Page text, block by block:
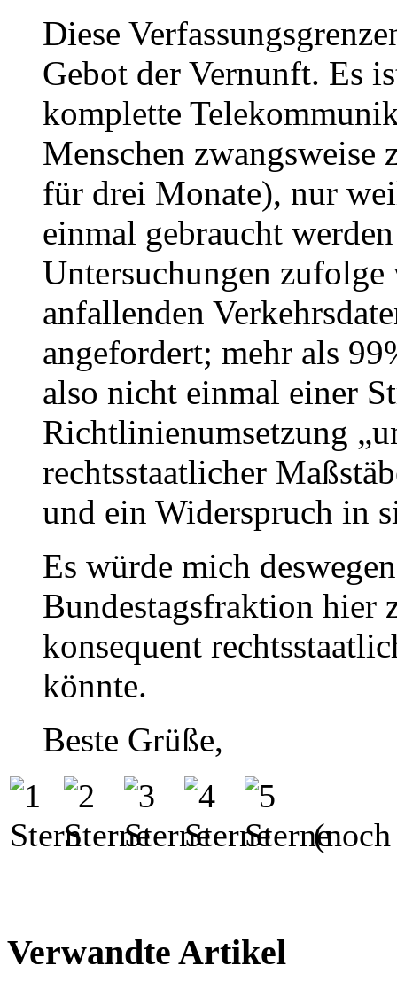
Diese
Gebot der Vernunft. Es
komplette
Menschen
für drei Monate), nur
einmal gebraucht
Untersuchungen
anfallenden
angefordert; mehr als
also nicht einmal einer
Richtlinienumsetzung
rechtsstaatlicher
und ein Widerspruch in
Es würde mich
Bundestagsfraktion hier
konsequent
könnte.
Beste Grüße,
(noch
Verwandte Artikel